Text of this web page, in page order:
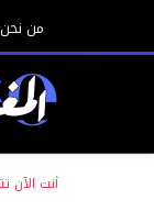
من نحن
أنت الآن